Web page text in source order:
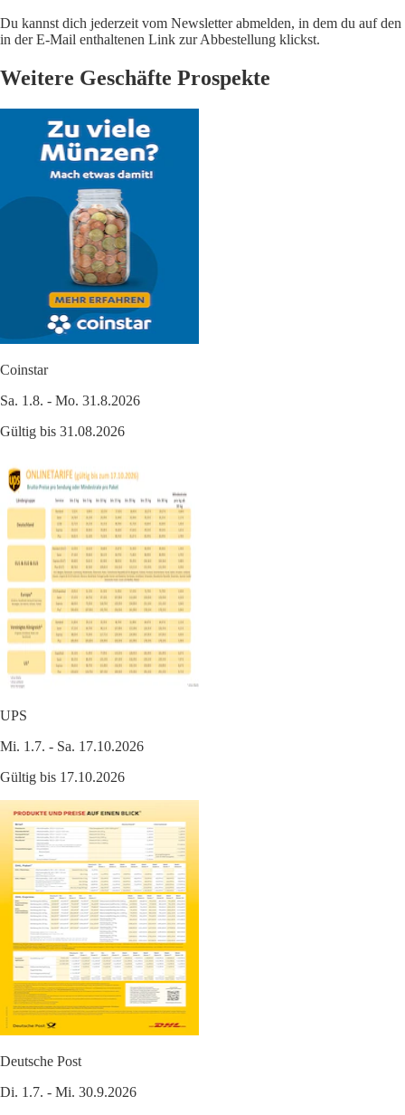
Du kannst dich jederzeit vom Newsletter abmelden, in dem du auf den
in der E-Mail enthaltenen Link zur Abbestellung klickst.
Weitere Geschäfte Prospekte
Coinstar
Sa. 1.8. - Mo. 31.8.2026
Gültig bis 31.08.2026
UPS
Mi. 1.7. - Sa. 17.10.2026
Gültig bis 17.10.2026
Deutsche Post
Di. 1.7. - Mi. 30.9.2026